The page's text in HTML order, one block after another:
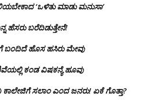
‘ಒಳಿತು ಮಾಡು ಮನುಸಾ’
ಹೆಸರು ಬರೆದಿಡುತ್ತೇನೆ!
ಬಂದಿದೆ ಹೊಸ ಹಸಿರು ಮೇವು
ಕಂಡ ವಿಷಕನ್ಯೆ ಹೂವು
ಕಾಲೇಜಿಗೆ ಸಲಾಂ‌ ಎಂದ ಜನರು! ಏಕೆ ಗೊತ್ತಾ?